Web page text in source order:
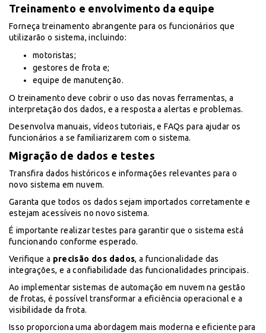
Treinamento e envolvimento da equipe
Forneça treinamento abrangente para os funcionários que
utilizarão o sistema, incluindo:
motoristas;
gestores de frota e;
equipe de manutenção.
O treinamento deve cobrir o uso das novas ferramentas, a
interpretação dos dados, e a resposta a alertas e problemas.
Desenvolva manuais, vídeos tutoriais, e FAQs para ajudar os
funcionários a se familiarizarem com o sistema.
Migração de dados e testes
Transfira dados históricos e informações relevantes para o
novo sistema em nuvem.
Garanta que todos os dados sejam importados corretamente e
estejam acessíveis no novo sistema.
É importante realizar testes para garantir que o sistema está
funcionando conforme esperado.
Verifique a precisão dos dados, a funcionalidade das
integrações, e a confiabilidade das funcionalidades principais.
Ao implementar sistemas de automação em nuvem na gestão
de frotas, é possível transformar a eficiência operacional e a
visibilidade da frota.
Isso proporciona uma abordagem mais moderna e eficiente para